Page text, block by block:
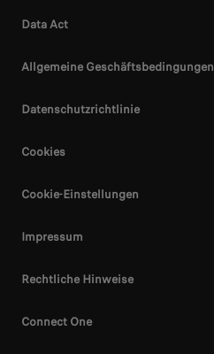
Data Act
Allgemeine Geschäftsbedingungen
Datenschutzrichtlinie
Cookies
Cookie-Einstellungen
Impressum
Rechtliche Hinweise
Connect One